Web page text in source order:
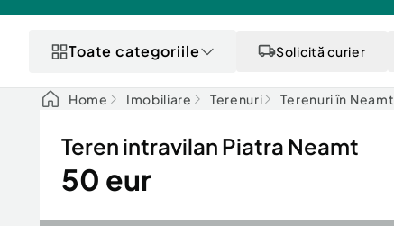
Toate categoriile Solicită curier
Home Imobiliare Terenuri Terenuri în Neamt
Teren intravilan Piatra Neamt
50 eur